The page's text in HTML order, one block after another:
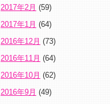
2017年2月 (59)
2017年1月 (64)
2016年12月 (73)
2016年11月 (64)
2016年10月 (62)
2016年9月 (49)